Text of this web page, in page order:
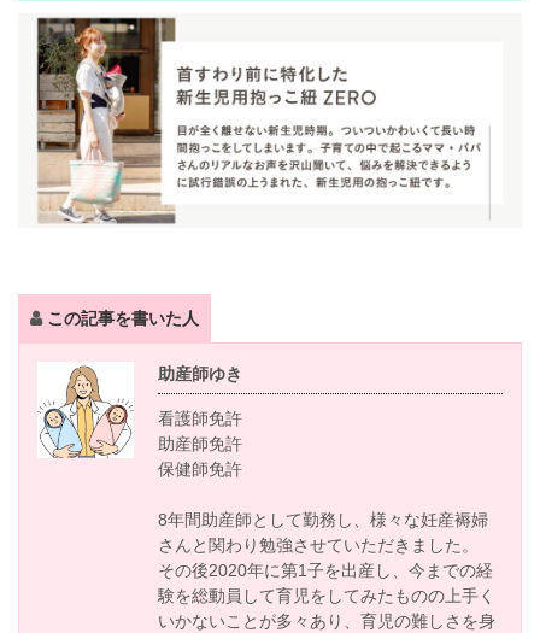
この記事を書いた人
助産師ゆき
看護師免許
助産師免許
保健師免許
8年間助産師として勤務し、様々な妊産褥婦
さんと関わり勉強させていただきました。
その後2020年に第1子を出産し、今までの経
験を総動員して育児をしてみたものの上手く
いかないことが多々あり、育児の難しさを身